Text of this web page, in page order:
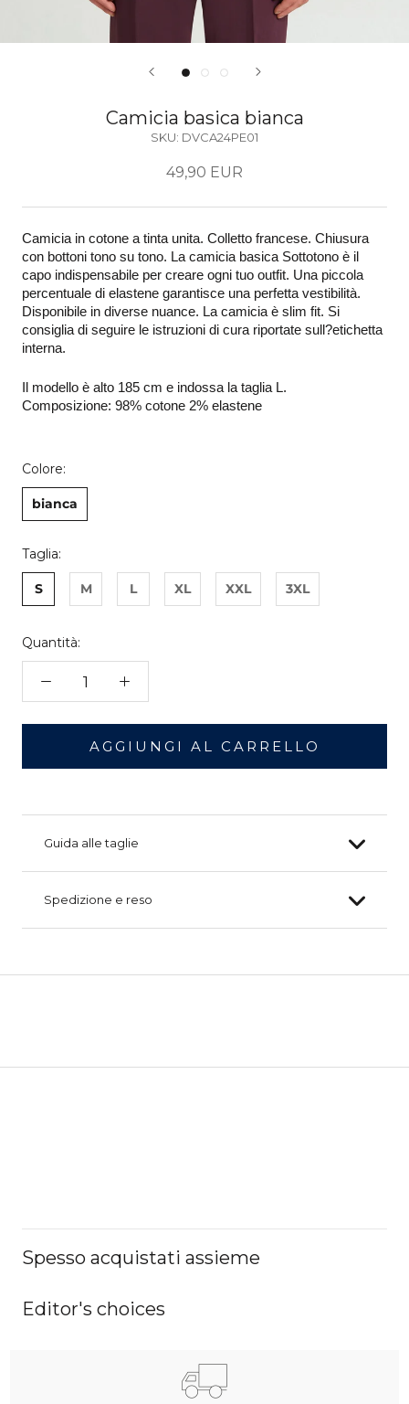
Camicia basica bianca
SKU: DVCA24PE01
49,90 EUR
Camicia in cotone a tinta unita. Colletto francese. Chiusura
con bottoni tono su tono. La camicia basica Sottotono è il
capo indispensabile per creare ogni tuo outfit. Una piccola
percentuale di elastene garantisce una perfetta vestibilità.
Disponibile in diverse nuance. La camicia è slim fit. Si
consiglia di seguire le istruzioni di cura riportate sull?etichetta
interna.
Il modello è alto 185 cm e indossa la taglia L.
Composizione: 98% cotone 2% elastene
Colore:
bianca
Taglia:
S M L XL XXL 3XL
Quantità:
AGGIUNGI AL CARRELLO
Guida alle taglie
Spedizione e reso
Spesso acquistati assieme
Editor's choices